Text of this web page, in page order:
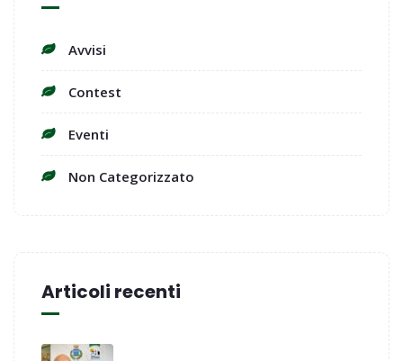
Avvisi
Contest
Eventi
Non Categorizzato
Articoli recenti